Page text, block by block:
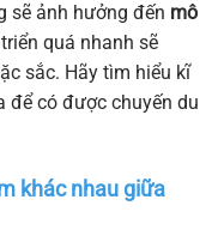
sẽ ảnh hưởng đến mô
quá nhanh sẽ
sắc. Hãy tìm hiểu kĩ
để có được chuyến du
khác nhau giữa